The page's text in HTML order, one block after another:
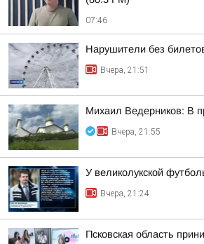
07:46
Нарушители без
Вчера, 21:51
Михаил Ведерников: В
Вчера, 21:55
У великолукской
Вчера, 21:24
Псковская область